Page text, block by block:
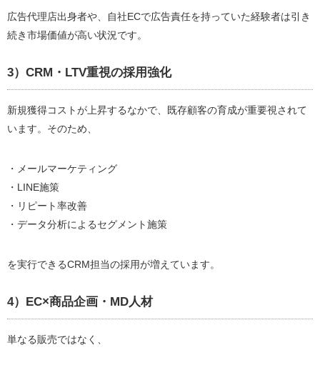
広告代理店出身者や、自社ECで広告責任を持っていた経験者は引き
続き市場価値が高い状況です。
3）CRM・LTV重視の採用強化
新規獲得コストが上昇するなかで、既存顧客の育成が重要視されて
います。そのため、
・メールマーケティング
・LINE施策
・リピート率改善
・データ分析によるセグメント施策
を実行できるCRM担当の採用が増えています。
4）EC×商品企画・MD人材
単なる販売ではなく、